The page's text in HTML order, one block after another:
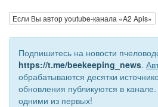
Если Вы автор youtube-канала «A2 Apis»
Подпишитесь на новости
https://t.me/beekeeping_news.
обрабатываются десятки
обновления публикуются в
одними из первых!